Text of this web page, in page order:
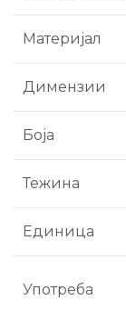
Материјал
Димензии
Боја
Тежина
Единица
Употреба